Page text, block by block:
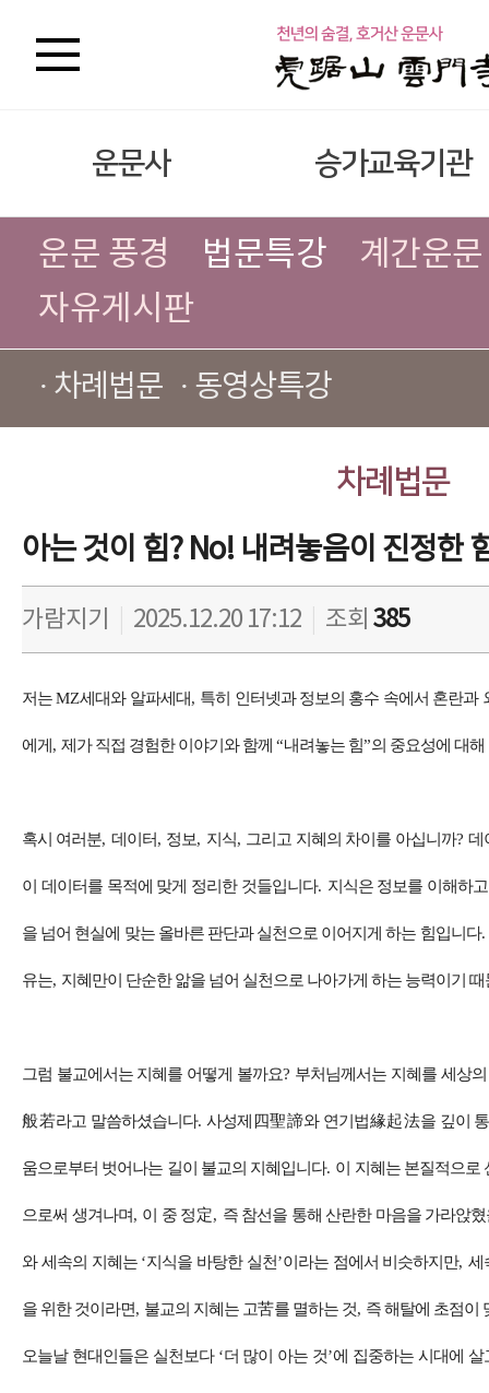
운문사 승가교육기관
운문 풍경 법문특강
계간운문
자유게시판
· 차례법문 · 동영상특강
차례법문
아는 것이 힘? No! 내려놓음이 진정한
가람지기 2025.12.20 17:12 조회 385
저는MZ세대와 알파세대, 특히 인터넷과 정보의 홍수 속에서 혼란과
에게 , 제가 직접 경험한 이야기와 함께 “내려놓는 힘”의 중요성에 대
혹시 여러분, 데이터, 정보, 지식, 그리고 지혜의 차이를 아십니까?데
이 데이터를 목적에 맞게 정리한 것들입니다. 지식은 정보를 이해하
을 넘어 현실에 맞는 올바른 판단과 실천으로 이어지게 하는 힘입니다.
유는, 지혜만이 단순한 앎을 넘어 실천으로 나아가게 하는 능력이기
그럼 불교에서는 지혜를 어떻게 볼까요? 부처님께서는 지혜를 세상
般若라고 말씀하셨습니다.사성제 四聖諦와 연기법緣起法을 깊이
움으로부터 벗어나는 길이 불교의 지혜입니다. 이 지혜는 본질적으로
으로써 생겨나며, 이 중 정定, 즉 참선을 통해 산란한 마음을 가라앉
와 세속의 지혜는 ‘지식을 바탕한 실천’이라는 점에서 비슷하지만,세
을 위한 것이라면, 불교의 지혜는 고苦를 멸하는 것, 즉 해탈에 초점이
오늘날 현대인들은 실천보다 ‘더 많이 아는 것’에 집중하는 시대에 살